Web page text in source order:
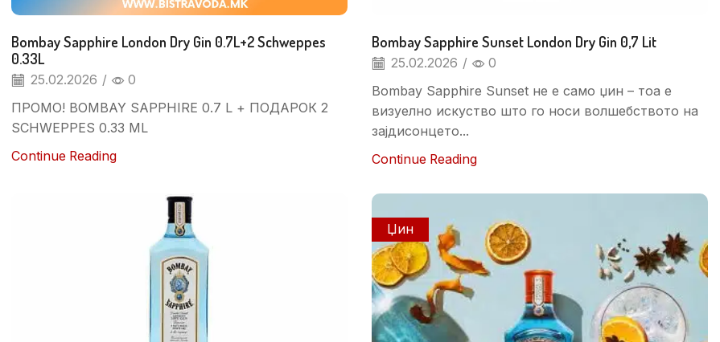
Bombay Sapphire London Dry Gin 0.7L+2 Schweppes
0.33L
25.02.2026 / 0
ПРОМО! BOMBAY SAPPHIRE 0.7 L + ПОДАРОК 2
SCHWEPPES 0.33 ML
Continue Reading
Bombay Sapphire Sunset London Dry Gin 0,7 Lit
25.02.2026 / 0
Bombay Sapphire Sunset не е само џин – тоа е
визуелно искуство што го носи волшебството на
зајдисонцето...
Continue Reading
Џин